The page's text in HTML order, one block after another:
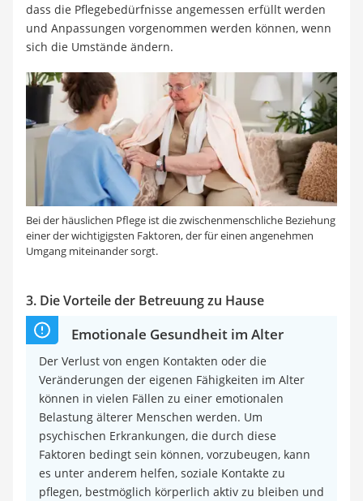
dass die Pflegebedürfnisse angemessen erfüllt werden
und Anpassungen vorgenommen werden können, wenn
sich die Umstände ändern.
Bei der häuslichen Pflege ist die zwischenmenschliche Beziehung
einer der wichtigigsten Faktoren, der für einen angenehmen
Umgang miteinander sorgt.
3. Die Vorteile der Betreuung zu Hause
Emotionale Gesundheit im Alter
Der Verlust von engen Kontakten oder die
Veränderungen der eigenen Fähigkeiten im Alter
können in vielen Fällen zu einer emotionalen
Belastung älterer Menschen werden. Um
psychischen Erkrankungen, die durch diese
Faktoren bedingt sein können, vorzubeugen, kann
es unter anderem helfen, soziale Kontakte zu
pflegen, bestmöglich körperlich aktiv zu bleiben und